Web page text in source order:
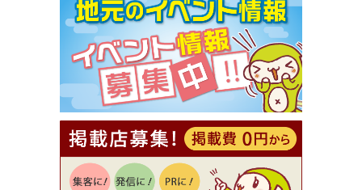
【ジモア限定①】初回割引 特価 VIO脱毛11,000円
⇒8,800円（メンズ専門ワックス脱毛サロン Mickle
（ミックル））
[有効期限]2026年9月30日
【ジモア読者特典2】コース 3,500円→3,000円（料
理5品+2時間飲み放題）（創作イタリアン Pia Cu
ore（ピアクオーレ））
[有効期限]2026年9月30日
【ジモア読者特典1】料理全品20％OFF ※18時以
降（創作イタリアン Pia Cuore（ピアクオーレ））
[有効期限]2026年9月30日